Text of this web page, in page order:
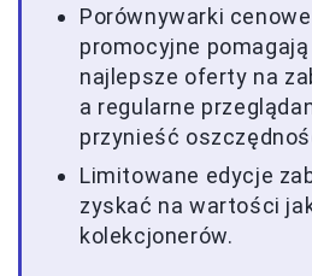
Porównywarki
promocyjne
najlepsze oferty na
a regularne
przynieść
Limitowane edycje
zyskać na wartości
kolekcjonerów.